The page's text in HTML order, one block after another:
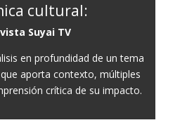
cultural:
Suyai TV
en profundidad de un tema
aporta contexto, múltiples
crítica de su impacto.